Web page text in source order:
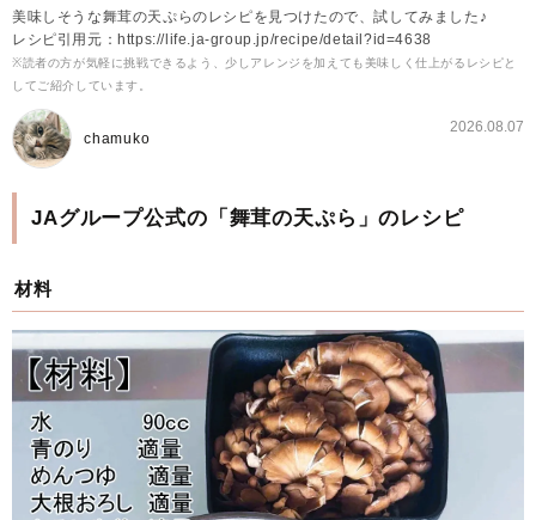
美味しそうな舞茸の天ぷらのレシピを見つけたので、試してみました♪
レシピ引用元：https://life.ja-group.jp/recipe/detail?id=4638
※読者の方が気軽に挑戦できるよう、少しアレンジを加えても美味しく仕上がるレシピと
してご紹介しています。
chamuko
2026.08.07
JAグループ公式の「舞茸の天ぷら」のレシピ
材料